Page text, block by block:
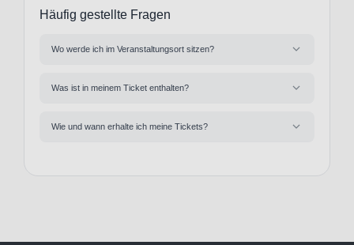
Häufig gestellte Fragen
Wo werde ich im Veranstaltungsort sitzen?
Was ist in meinem Ticket enthalten?
Wie und wann erhalte ich meine Tickets?